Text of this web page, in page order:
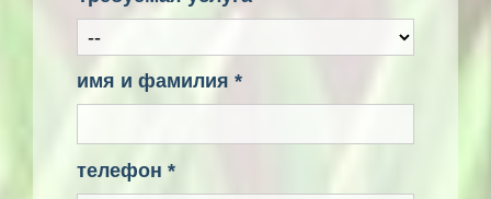
имя и фамилия *
телефон *